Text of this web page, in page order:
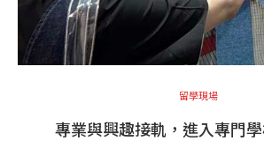
留學現場
專業與興趣接軌，進入專門